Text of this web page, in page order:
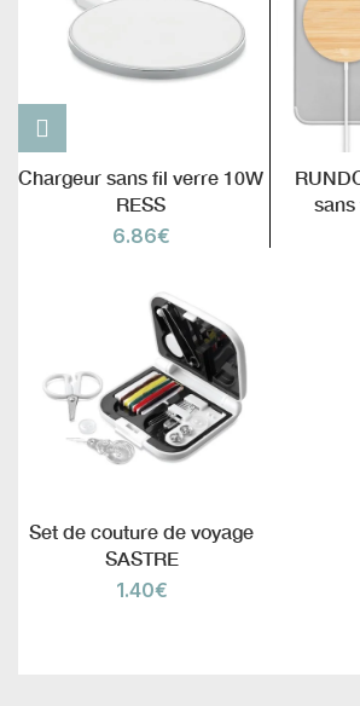
Chargeur sans fil verre 10W
RESS
6.86€
Set de couture de voyage
SASTRE
1.40€